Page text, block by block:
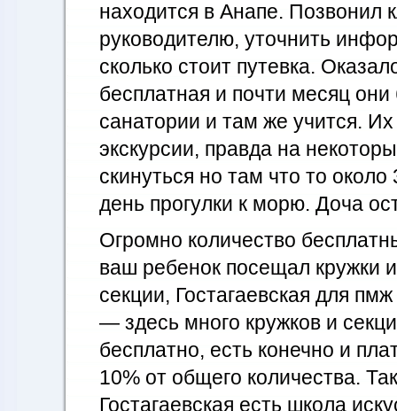
находится в Анапе. Позвонил
руководителю, уточнить
сколько стоит путевка.
бесплатная и почти месяц они
санатории и там же учится.
экскурсии, правда на
скинуться но там что то
день прогулки к морю. Доча
Огромно количество
ваш ребенок посещал кружки
секции, Гостагаевская для
— здесь много кружков и
бесплатно, есть конечно и
10% от общего количества.
Гостагаевская есть школа